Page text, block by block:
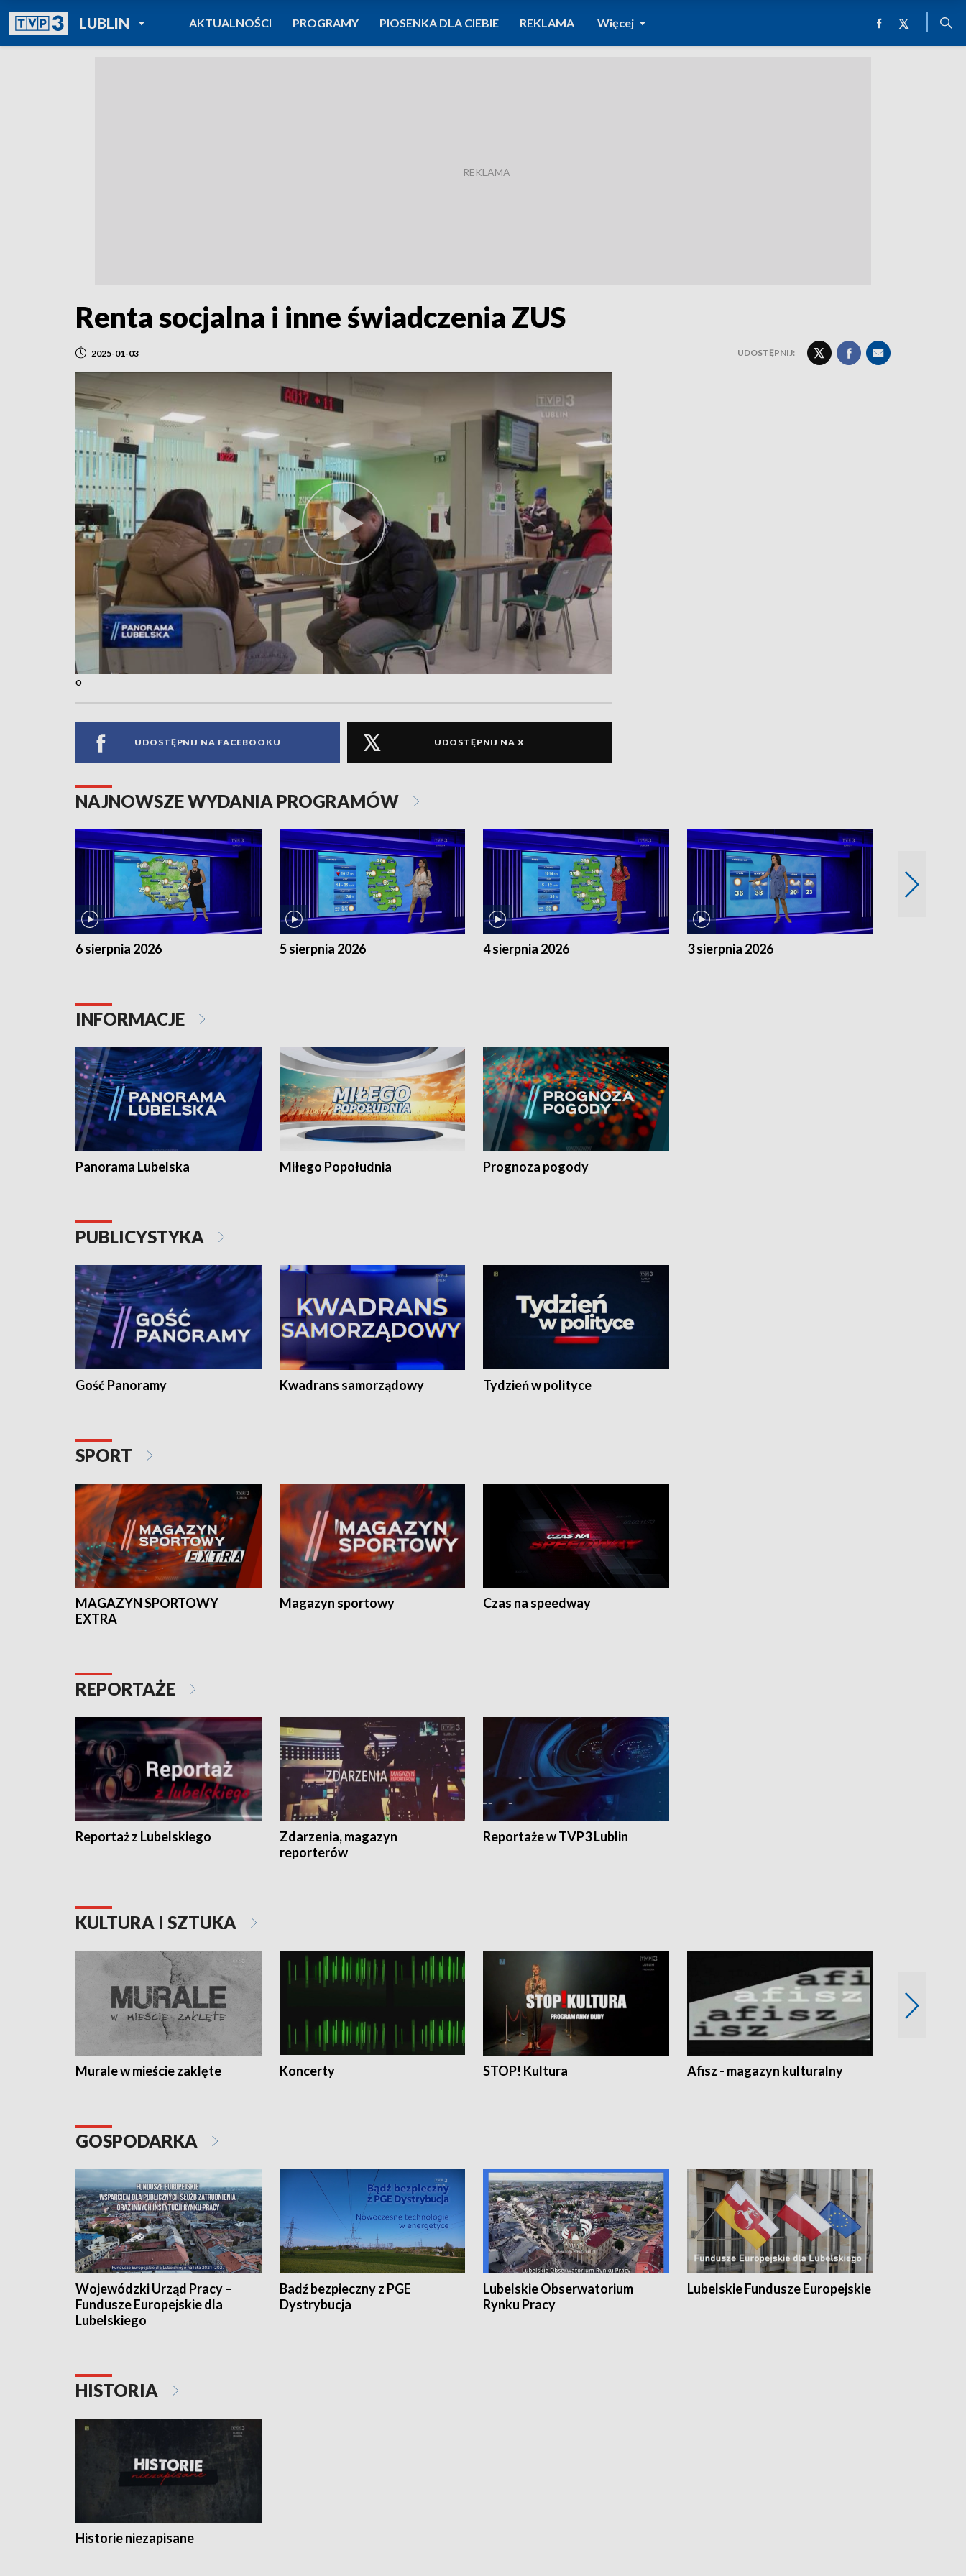
LUBLINPOWRÓT DO
TVP REGIONY
AKTUALNOŚCI PROGRAMY PIOSENKA DLA CIEBIE REKLAMA Więcej
Renta socjalna i inne świadczenia ZUS
2025-01-03 UDOSTĘPNIJ:
o
UDOSTĘPNIJ NA FACEBOOKU UDOSTĘPNIJ NA X
NAJNOWSZE WYDANIA PROGRAMÓW
6 sierpnia 2026 5 sierpnia 2026 4 sierpnia 2026 3 sierpnia 2026
INFORMACJE
Panorama Lubelska Miłego Popołudnia Prognoza pogody
PUBLICYSTYKA
Gość Panoramy Kwadrans samorządowy Tydzień w polityce
SPORT
MAGAZYN SPORTOWY
EXTRA
Magazyn sportowy Czas na speedway
REPORTAŻE
Reportaż z Lubelskiego
Zdarzenia, magazyn
reporterów
Reportaże w TVP3 Lublin
KULTURA I SZTUKA
Murale w mieście zaklęte Koncerty STOP! Kultura Afisz - magazyn kulturalny
GOSPODARKA
Wojewódzki Urząd Pracy –
Fundusze Europejskie dla
Lubelskiego
Badź bezpieczny z PGE
Dystrybucja
Lubelskie Obserwatorium
Rynku Pracy
Lubelskie Fundusze Europejskie
HISTORIA
Historie niezapisane